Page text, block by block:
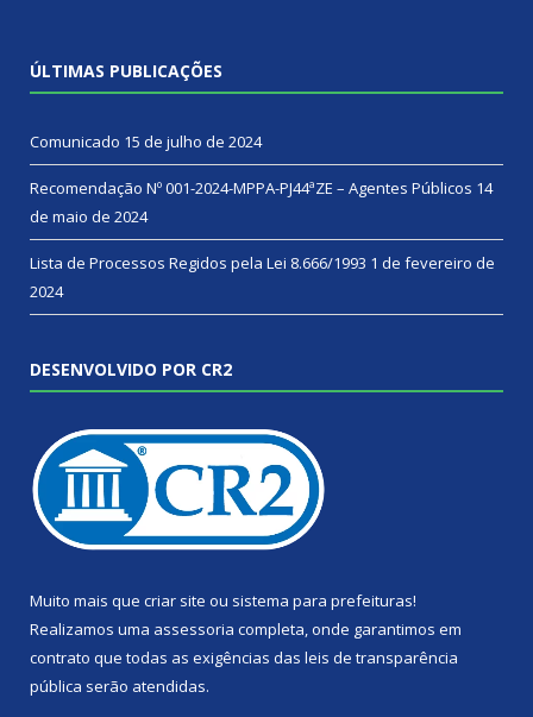
ÚLTIMAS PUBLICAÇÕES
Comunicado 15 de julho de 2024
Recomendação Nº 001-2024-MPPA-PJ44ªZE – Agentes Públicos 14
de maio de 2024
Lista de Processos Regidos pela Lei 8.666/1993 1 de fevereiro de
2024
DESENVOLVIDO POR CR2
Muito mais que criar site ou sistema para prefeituras!
Realizamos uma assessoria completa, onde garantimos em
contrato que todas as exigências das leis de transparência
pública serão atendidas.